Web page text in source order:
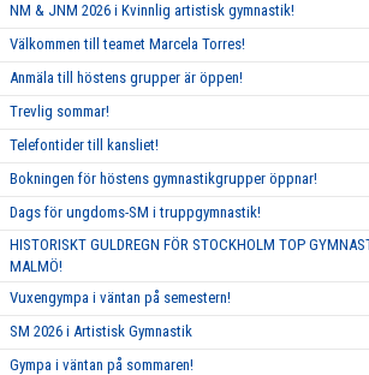
NM & JNM 2026 i Kvinnlig artistisk gymnastik!
Välkommen till teamet Marcela Torres!
Anmäla till höstens grupper är öppen!
Trevlig sommar!
Telefontider till kansliet!
Bokningen för höstens gymnastikgrupper öppnar!
Dags för ungdoms-SM i truppgymnastik!
HISTORISKT GULDREGN FÖR STOCKHOLM TOP
MALMÖ!
Vuxengympa i väntan på semestern!
SM 2026 i Artistisk Gymnastik
Gympa i väntan på sommaren!